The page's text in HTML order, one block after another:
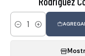
Cantidad